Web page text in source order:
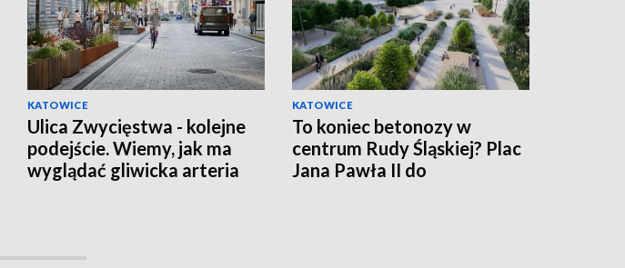
KATOWICE
Ulica Zwycięstwa - kolejne
podejście. Wiemy, jak ma
wyglądać gliwicka arteria
KATOWICE
To koniec betonozy w
centrum Rudy Śląskiej? Plac
Jana Pawła II do